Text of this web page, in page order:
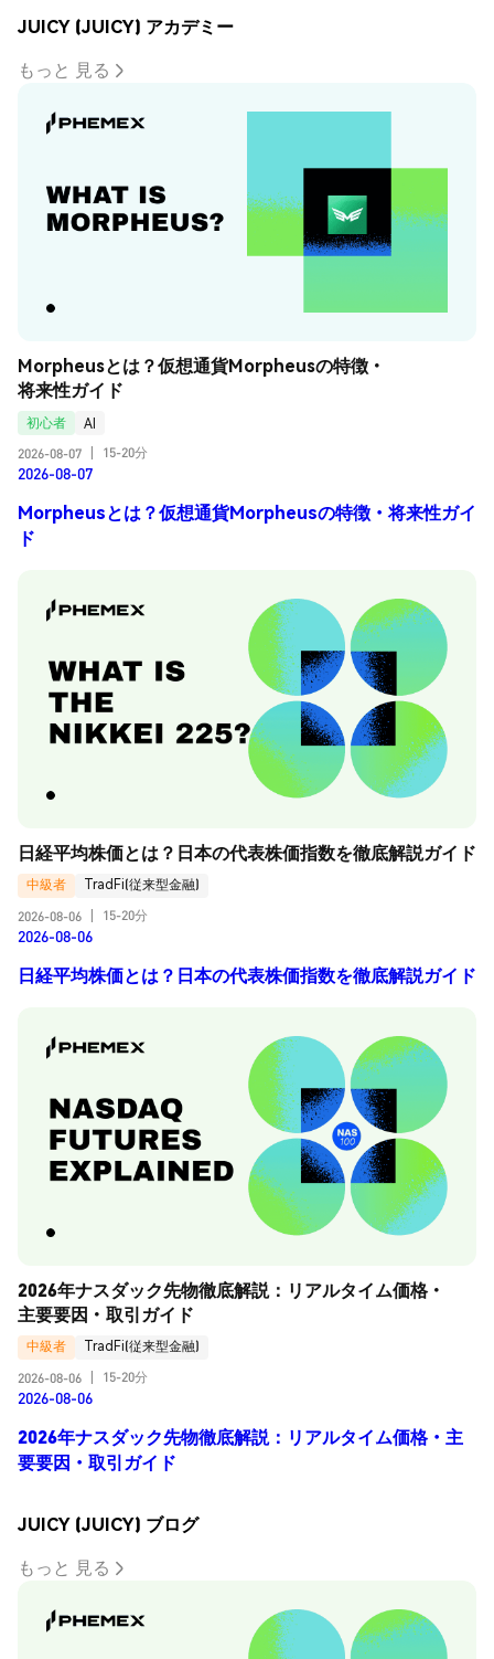
JUICY (JUICY) アカデミー
もっと 見る
Morpheusとは？仮想通貨Morpheusの特徴・
将来性ガイド
初心者
AI
2026-08-07
15-20分
2026-08-07
Morpheusとは？仮想通貨Morpheusの特徴・将来性ガイ
ド
日経平均株価とは？日本の代表株価指数を徹底解説ガイド
中級者
TradFi(従来型金融)
2026-08-06
15-20分
2026-08-06
日経平均株価とは？日本の代表株価指数を徹底解説ガイド
2026年ナスダック先物徹底解説：リアルタイム価格・
主要要因・取引ガイド
中級者
TradFi(従来型金融)
2026-08-06
15-20分
2026-08-06
2026年ナスダック先物徹底解説：リアルタイム価格・主
要要因・取引ガイド
JUICY (JUICY) ブログ
もっと 見る